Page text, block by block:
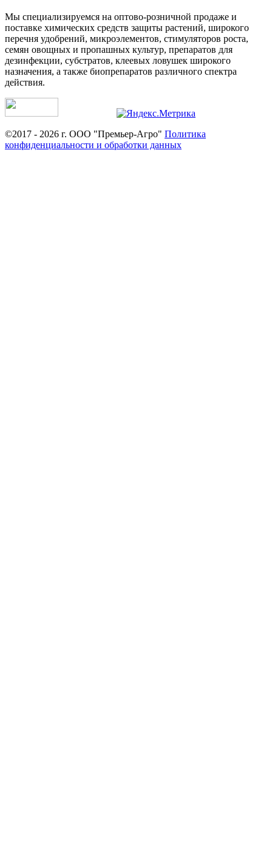
Мы специализируемся на оптово-розничной продаже и
поставке химических средств защиты растений, широкого
перечня удобрений, микроэлементов, стимуляторов роста,
семян овощных и пропашных культур, препаратов для
дезинфекции, субстратов, клеевых ловушек широкого
назначения, а также биопрепаратов различного спектра
действия.
©2017 - 2026 г. ООО "Премьер-Агро" Политика
конфиденциальности и обработки данных